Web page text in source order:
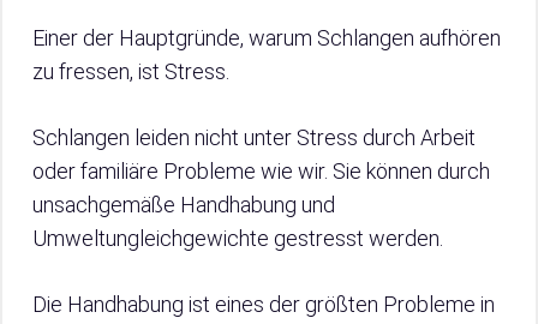
Einer der Hauptgründe, warum Schlangen aufhören
zu fressen, ist Stress.
Schlangen leiden nicht unter Stress durch Arbeit
oder familiäre Probleme wie wir. Sie können durch
unsachgemäße Handhabung und
Umweltungleichgewichte gestresst werden.
Die Handhabung ist eines der größten Probleme in